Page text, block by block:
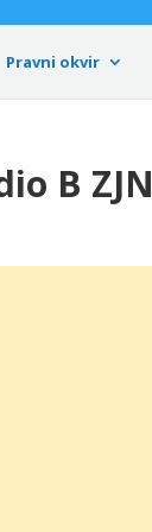
Pravni okvir
B ZJN